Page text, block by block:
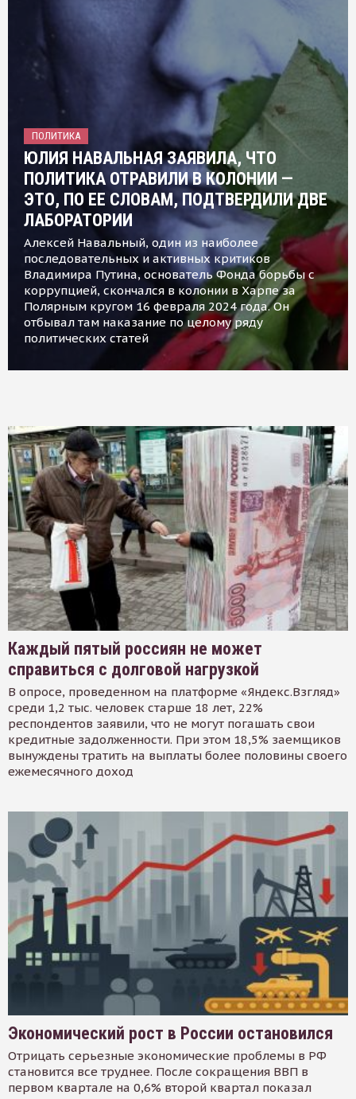
ПОЛИТИКА
ЮЛИЯ НАВАЛЬНАЯ ЗАЯВИЛА, ЧТО
ПОЛИТИКА ОТРАВИЛИ В КОЛОНИИ —
ЭТО, ПО ЕЕ СЛОВАМ, ПОДТВЕРДИЛИ ДВЕ
ЛАБОРАТОРИИ
Алексей Навальный, один из наиболее
последовательных и активных критиков
Владимира Путина, основатель Фонда борьбы с
коррупцией, скончался в колонии в Харпе за
Полярным кругом 16 февраля 2024 года. Он
отбывал там наказание по целому ряду
политических статей
Каждый пятый россиян не может
справиться с долговой нагрузкой
В опросе, проведенном на платформе «Яндекс.Взгляд»
среди 1,2 тыс. человек старше 18 лет, 22%
респондентов заявили, что не могут погашать свои
кредитные задолженности. При этом 18,5% заемщиков
вынуждены тратить на выплаты более половины своего
ежемесячного доход
Экономический рост в России остановился
Отрицать серьезные экономические проблемы в РФ
становится все труднее. После сокращения ВВП в
первом квартале на 0,6% второй квартал показал